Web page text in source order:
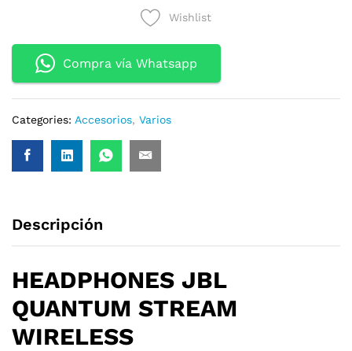
Wishlist
Compra vía Whatsapp
Categories: Accesorios, Varios
Descripción
HEADPHONES JBL
QUANTUM STREAM
WIRELESS